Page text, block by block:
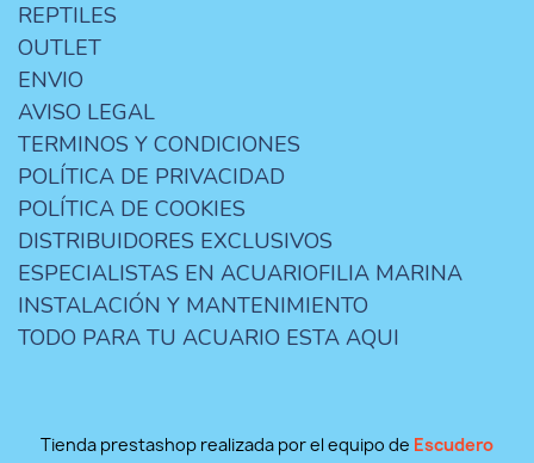
REPTILES
OUTLET
ENVIO
AVISO LEGAL
TERMINOS Y CONDICIONES
POLÍTICA DE PRIVACIDAD
POLÍTICA DE COOKIES
DISTRIBUIDORES EXCLUSIVOS
ESPECIALISTAS EN ACUARIOFILIA MARINA
INSTALACIÓN Y MANTENIMIENTO
TODO PARA TU ACUARIO ESTA AQUI
Tienda prestashop realizada por el equipo de Escudero